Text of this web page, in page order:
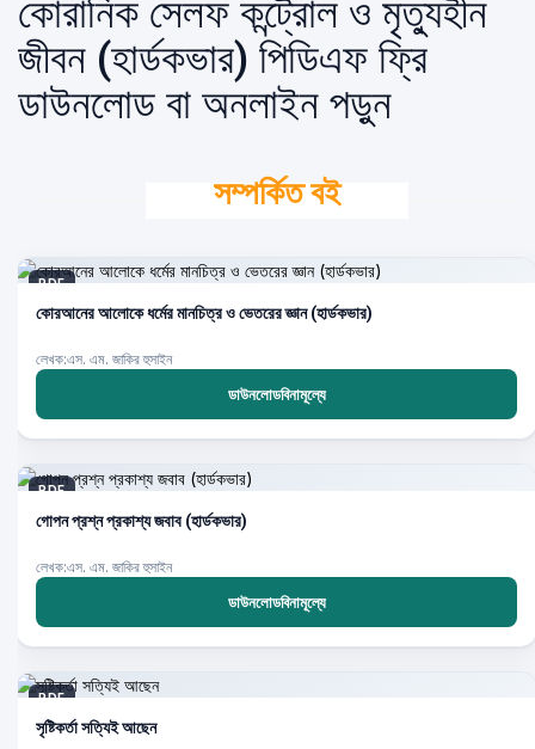
কোরানিক সেলফ কন্ট্রোল ও মৃত্যুহীন
জীবন (হার্ডকভার) পিডিএফ ফ্রি
ডাউনলোড বা অনলাইন পড়ুন
সম্পর্কিত বই
PDF
কোরআনের আলোকে ধর্মের মানচিত্র ও ভেতরের জ্ঞান (হার্ডকভার)
লেখক:এস. এম. জাকির হুসাইন
ডাউনলোডবিনামূল্যে
PDF
গোপন প্রশ্ন প্রকাশ্য জবাব (হার্ডকভার)
লেখক:এস. এম. জাকির হুসাইন
ডাউনলোডবিনামূল্যে
PDF
সৃষ্টিকর্তা সত্যিই আছেন